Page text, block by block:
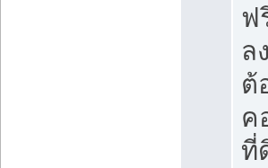
ฟ
ล
ต้
ค
ที่